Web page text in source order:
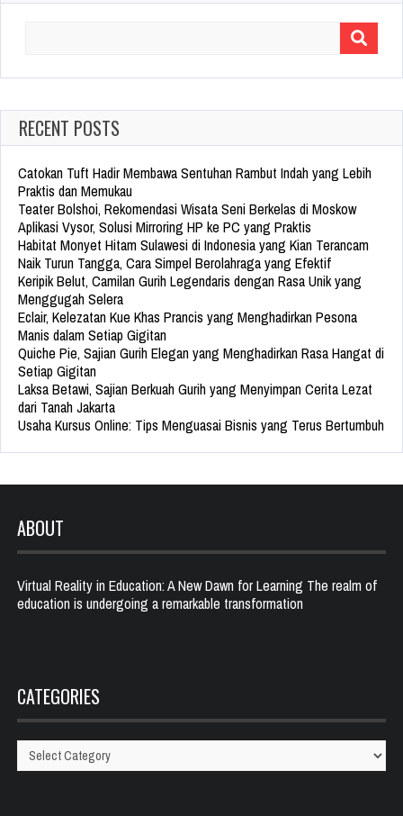
RECENT POSTS
Catokan Tuft Hadir Membawa Sentuhan Rambut Indah yang Lebih
Praktis dan Memukau
Teater Bolshoi, Rekomendasi Wisata Seni Berkelas di Moskow
Aplikasi Vysor, Solusi Mirroring HP ke PC yang Praktis
Habitat Monyet Hitam Sulawesi di Indonesia yang Kian Terancam
Naik Turun Tangga, Cara Simpel Berolahraga yang Efektif
Keripik Belut, Camilan Gurih Legendaris dengan Rasa Unik yang
Menggugah Selera
Eclair, Kelezatan Kue Khas Prancis yang Menghadirkan Pesona
Manis dalam Setiap Gigitan
Quiche Pie, Sajian Gurih Elegan yang Menghadirkan Rasa Hangat di
Setiap Gigitan
Laksa Betawi, Sajian Berkuah Gurih yang Menyimpan Cerita Lezat
dari Tanah Jakarta
Usaha Kursus Online: Tips Menguasai Bisnis yang Terus Bertumbuh
ABOUT
Virtual Reality in Education: A New Dawn for Learning The realm of
education is undergoing a remarkable transformation
CATEGORIES
Categories